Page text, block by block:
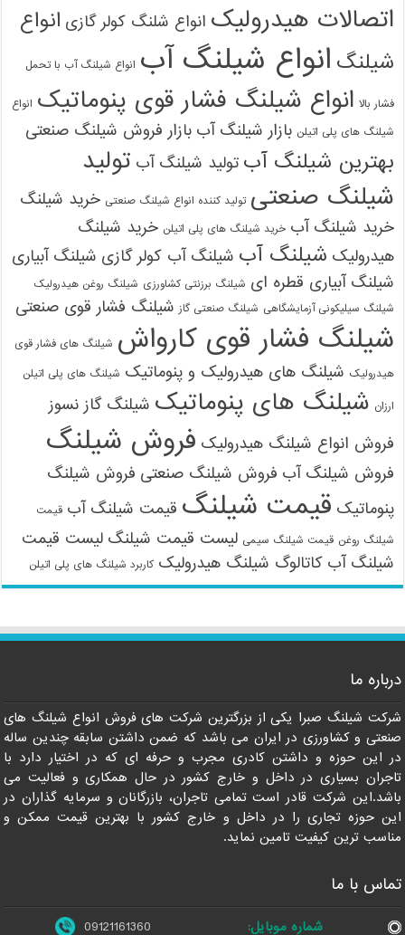
اتصالات هیدرولیک انواع شلنگ کولر گازی انواع
شیلنگ انواع شیلنگ آب انواع شیلنگ آب با تحمل
فشار بالا انواع شیلنگ فشار قوی پنوماتیک انواع
شیلنگ های پلی اتیلن بازار شیلنگ آب بازار فروش شیلنگ صنعتی
بهترین شیلنگ آب تولید شیلنگ آب تولید
شیلنگ صنعتی تولید کننده انواع شیلنگ صنعتی خرید شیلنگ
خرید شیلنگ آب خرید شیلنگ های پلی اتیلن خرید شیلنگ
هیدرولیک شیلنگ آب شیلنگ آب کولر گازی شیلنگ آبیاری
شیلنگ آبیاری قطره ای شیلنگ برزنتی کشاورزی شیلنگ روغن هیدرولیک
شیلنگ سیلیکونی آزمایشگاهی شیلنگ صنعتی گاز شیلنگ فشار قوی صنعتی
شیلنگ فشار قوی کارواش شیلنگ های فشار قوی
هیدرولیک شیلنگ های هیدرولیک و پنوماتیک شیلنگ های پلی اتیلن
ارزان شیلنگ های پنوماتیک شیلنگ گاز نسوز
فروش انواع شیلنگ هیدرولیک فروش شیلنگ
فروش شیلنگ آب فروش شیلنگ صنعتی فروش شیلنگ
پنوماتیک قیمت شیلنگ قیمت شیلنگ آب قیمت
شیلنگ روغن قیمت شیلنگ سیمی لیست قیمت شیلنگ لیست قیمت
شیلنگ آب کاتالوگ شیلنگ هیدرولیک کاربرد شیلنگ های پلی اتیلن
درباره ما
شرکت شیلنگ صبرا یکی از بزرگترین شرکت های فروش انواع شیلنگ های
صنعتی و کشاورزی در ایران می باشد که ضمن داشتن سابقه چندین ساله
در این حوزه و داشتن کادری مجرب و حرفه ای که در اختیار دارد با
تاجران بسیاری در داخل و خارج کشور در حال همکاری و فعالیت می
باشد.این شرکت قادر است تمامی تاجران، بازرگانان و سرمایه گذاران در
این حوزه تجاری را در داخل و خارج کشور با بهترین قیمت ممکن و
مناسب ترین کیفیت تامین نماید.
تماس با ما
شماره موبایل: 09121161360